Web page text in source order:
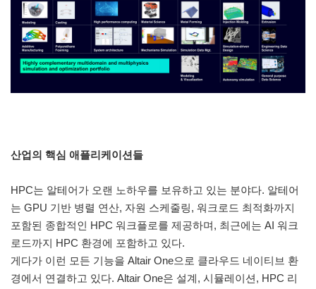
산업의 핵심 애플리케이션들
HPC는 알테어가 오랜 노하우를 보유하고 있는 분야다. 알테어
는 GPU 기반 병렬 연산, 자원 스케줄링, 워크로드 최적화까지
포함된 종합적인 HPC 워크플로를 제공하며, 최근에는 AI 워크
로드까지 HPC 환경에 포함하고 있다.
게다가 이런 모든 기능을 Altair One으로 클라우드 네이티브 환
경에서 연결하고 있다. Altair One은 설계, 시뮬레이션, HPC 리